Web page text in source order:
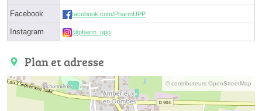
Facebook facebook.com/PharmUPP
Instagram @pharm_upp
Plan et adresse
© contributeurs OpenStreetMap